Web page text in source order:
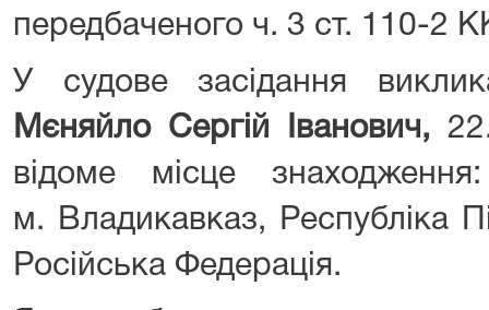
передбаченого ч. 3 ст. 110-2
У судове засідання
Мєняйло Сергій Іванович,
відоме місце
м. Владикавказ, Республіка
Російська Федерація.